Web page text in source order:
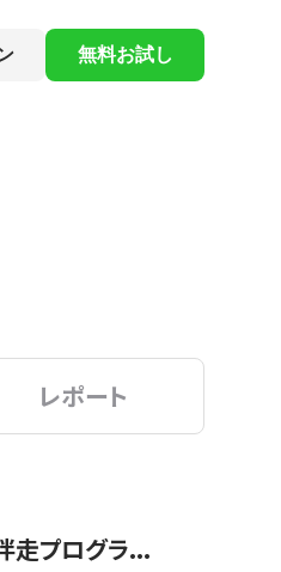
無料お試し
レポート
走プログラ...